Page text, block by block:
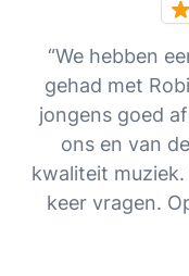
“We hebben
gehad met
jongens goed
ons en van
kwaliteit
keer vragen.